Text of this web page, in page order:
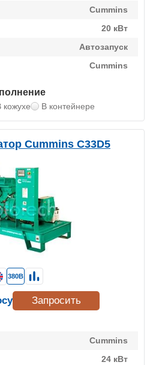
Cummins
20 кВт
Автозапуск
Cummins
кожухе В контейнере
Cummins C33D5
Cummins
24 кВт
380В
Запросить